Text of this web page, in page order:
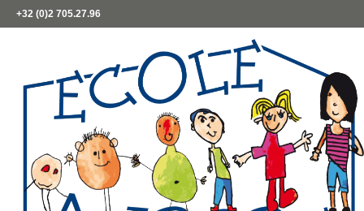
+32 (0)2 705.27.96